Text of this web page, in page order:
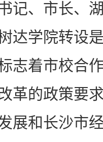
、市长、湖
达学院转设
志着市校合
革的政策要
展和长沙市